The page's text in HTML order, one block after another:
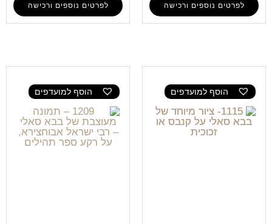
לפרטים נוספים ורכישה לפרטים נוספים ורכישה
הוסף למועדפים הוסף למועדפים